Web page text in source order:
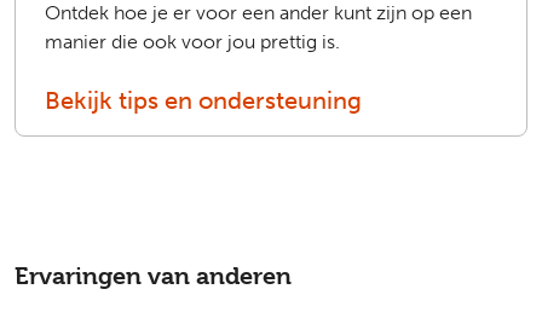
Ontdek hoe je er voor een ander kunt zijn op een
manier die ook voor jou prettig is.
Bekijk tips en ondersteuning
Ervaringen van anderen